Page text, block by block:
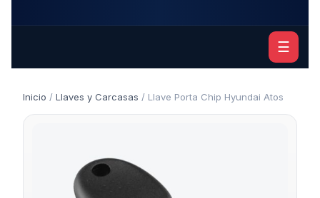
☰
Inicio / Llaves y Carcasas / Llave Porta Chip Hyundai Atos